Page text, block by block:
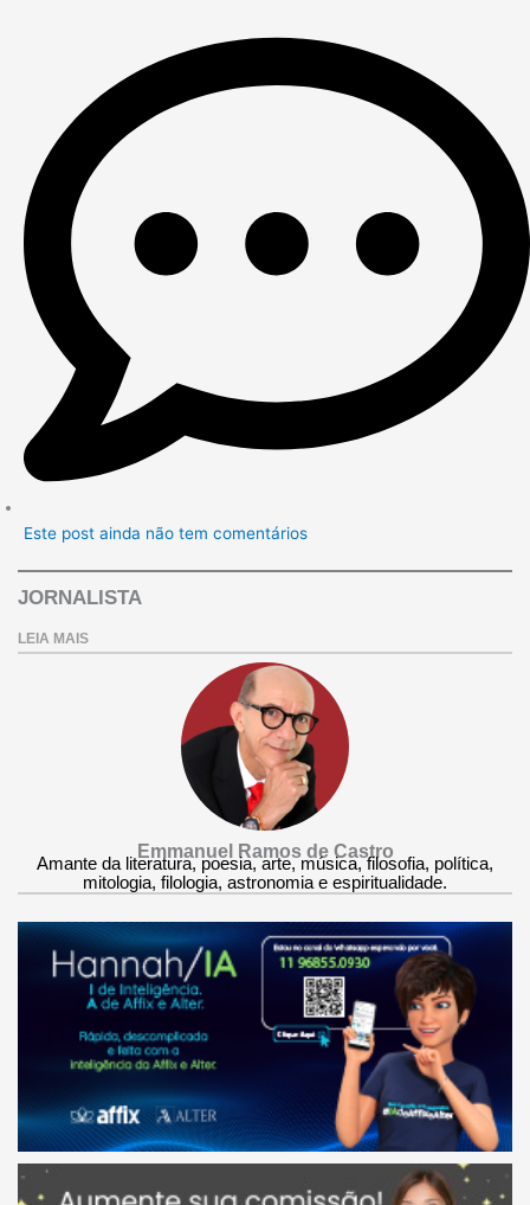
Este post ainda não tem comentários
JORNALISTA
LEIA MAIS
Emmanuel Ramos de Castro
Amante da literatura, poesia, arte, música, filosofia, política,
mitologia, filologia, astronomia e espiritualidade.